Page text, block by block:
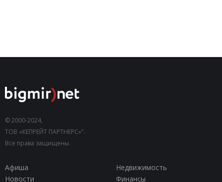
© 2000-2024,
ТОВ «КЕПРЕЙТ ПАРТНЕРС»".
Все права защищены.
Афиша
Недвижимость
Новости
Финансы